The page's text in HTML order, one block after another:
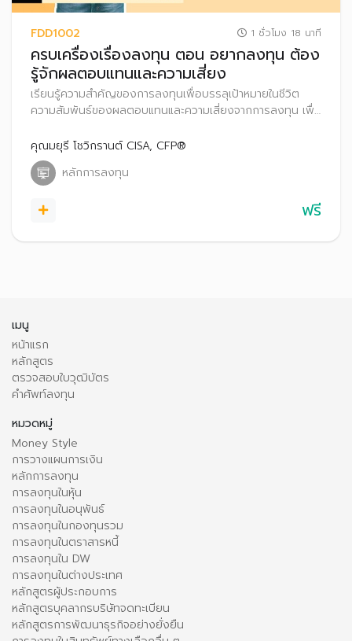
FDD1002 1 ชั่วโมง 18 นาที
ครบเครื่องเรื่องลงทุน ตอน อยากลงทุน ต้อง
รู้จักผลตอบแทนและความเสี่ยง
เรียนรู้ความสำคัญของการลงทุนเพื่อบรรลุเป้าหมายในชีวิต
ความสัมพันธ์ของผลตอบแทนและความเสี่ยงจากการลงทุน เพื่อ
คุณมยุรี โชวิกรานต์ CISA, CFP®
หลักการลงทุน
ฟรี
เมนู
หน้าแรก
หลักสูตร
ตรวจสอบใบวุฒิบัตร
คำศัพท์ลงทุน
หมวดหมู่
Money Style
การวางแผนการเงิน
หลักการลงทุน
การลงทุนในหุ้น
การลงทุนในอนุพันธ์
การลงทุนในกองทุนรวม
การลงทุนในตราสารหนี้
การลงทุนใน DW
การลงทุนในต่างประเทศ
หลักสูตรผู้ประกอบการ
หลักสูตรบุคลากรบริษัทจดทะเบียน
หลักสูตรการพัฒนาธุรกิจอย่างยั่งยืน